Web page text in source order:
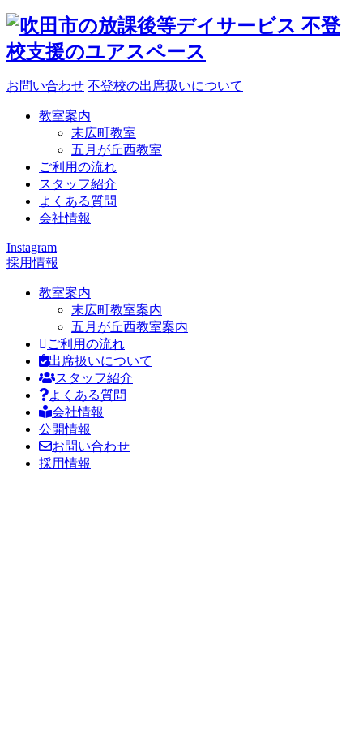
お問い合わせ 不登校の出席扱いについて
教室案内
末広町教室
五月が丘西教室
ご利用の流れ
スタッフ紹介
よくある質問
会社情報
Instagram
採用情報
教室案内
末広町教室案内
五月が丘西教室案内
ご利用の流れ
出席扱いについて
スタッフ紹介
よくある質問
会社情報
公開情報
お問い合わせ
採用情報